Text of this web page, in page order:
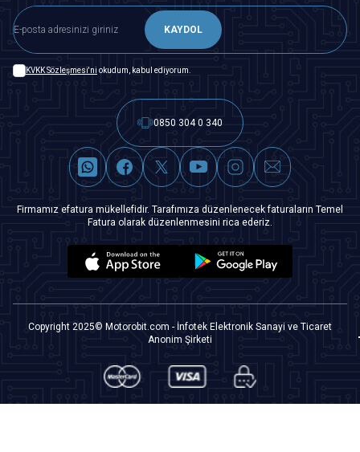
KAYDOL
KVKK Sözleşmesi'ni okudum, kabul ediyorum.
0850 304 0 340
Firmamız efatura mükellefidir. Tarafımıza düzenlenecek faturaların Temel
Fatura olarak düzenlenmesini rica ederiz.
Copyright 2025© Motorobit.com - İnfotek Elektronik Sanayi ve Ticaret
Anonim Şirketi